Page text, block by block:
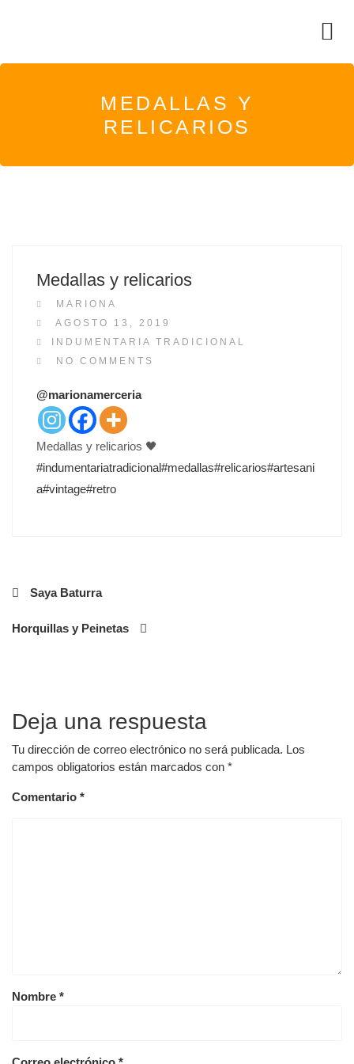
MEDALLAS Y
RELICARIOS
Medallas y relicarios
MARIONA
P
O
S
E
D
O
AGOSTO 13, 2019
INDUMENTARIA TRADICIONAL
NO COMMENTS
@marionamerceria
Medallas y relicarios 🖤
#indumentariatradicional#medallas#relicarios#artesani
a#vintage#retro
Navegación
de
Saya Baturra
Horquillas y Peinetas
Deja una respuesta
Tu dirección de correo electrónico no será publicada. Los
campos obligatorios están marcados con *
Comentario *
Nombre *